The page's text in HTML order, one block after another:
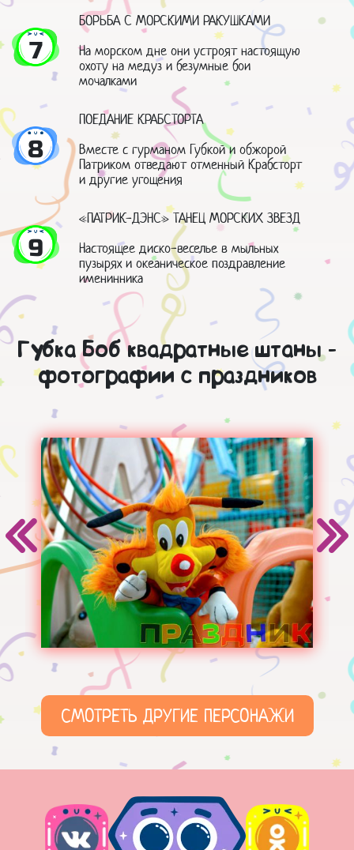
7
БОРЬБА С МОРСКИМИ РАКУШКАМИ
На морском дне они устроят настоящую
охоту на медуз и безумные бои
мочалками
8
ПОЕДАНИЕ КРАБСТОРТА
Вместе с гурманом Губкой и обжорой
Патриком отведают отменный Крабсторт
и другие угощения
9
«ПАТРИК-ДЭНС» ТАНЕЦ МОРСКИХ ЗВЕЗД
Настоящее диско-веселье в мыльных
пузырях и океаническое поздравление
именинника
Губка Боб квадратные штаны -
фотографии с праздников
СМОТРЕТЬ ДРУГИЕ ПЕРСОНАЖИ